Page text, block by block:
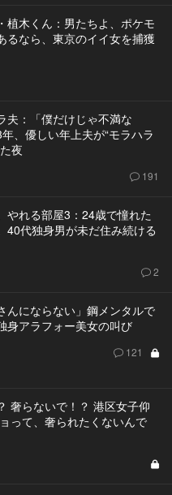
植木くん：男たちよ、ポケモ
るなら、東京のイイ女を捕獲
夫：「僕だけじゃ不満な
、優しい年上夫が“モラハラ
夜
191
やれる部屋3：24歳で憧れた
40代独身男が未だ住み続ける
2
んにならない」鋼メンタルで
身アラフォー美女の叫び
121
奢らないで！？ 港区女子仰
って、奢られたくないんで